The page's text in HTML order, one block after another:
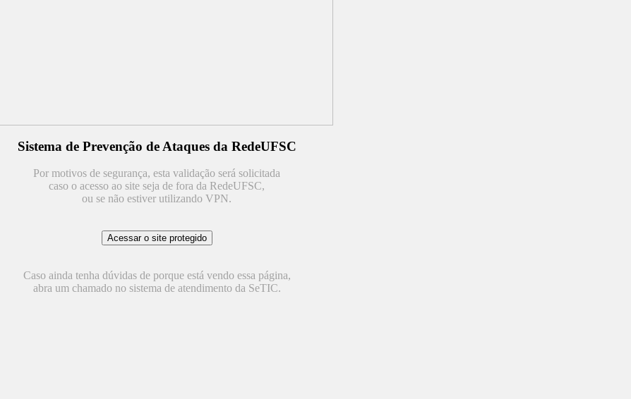
Sistema de Prevenção de Ataques da RedeUFSC
Por motivos de segurança, esta validação será solicitada
caso o acesso ao site seja de fora da RedeUFSC,
ou se não estiver utilizando VPN.
Caso ainda tenha dúvidas de porque está vendo essa página,
abra um chamado no sistema de atendimento da SeTIC.